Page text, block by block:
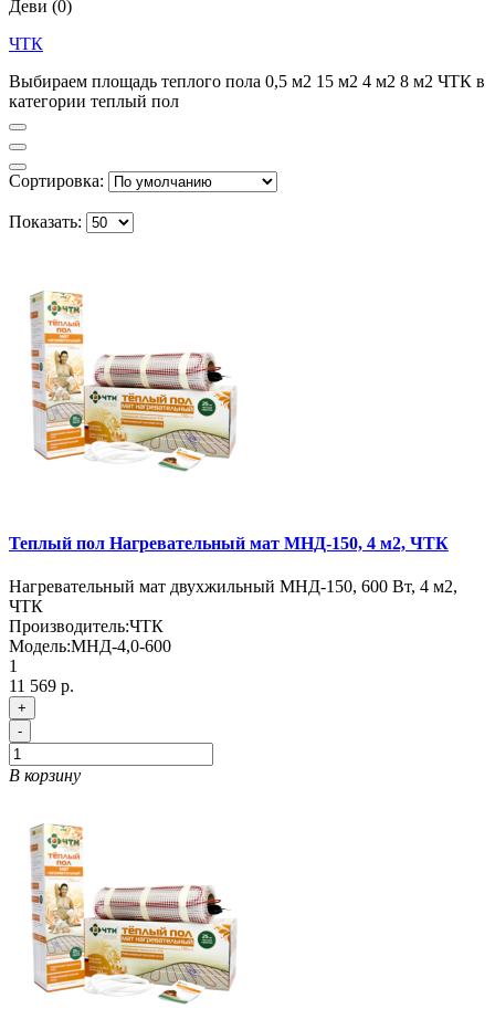
Деви (0)
ЧТК
Выбираем площадь теплого пола 0,5 м2 15 м2 4 м2 8 м2 ЧТК в
категории теплый пол
Сортировка:
Показать:
Теплый пол Нагревательный мат МНД-150, 4 м2, ЧТК
Нагревательный мат двухжильный МНД-150, 600 Вт, 4 м2,
ЧТК
Производитель:ЧТК
Модель:МНД-4,0-600
1
11 569 р.
+
-
В корзину